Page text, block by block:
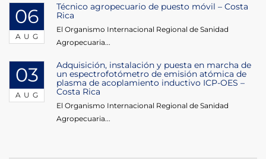
06
AUG
Técnico agropecuario de puesto móvil – Costa
Rica
El Organismo Internacional Regional de Sanidad
Agropecuaria...
03
AUG
Adquisición, instalación y puesta en marcha de
un espectrofotómetro de emisión atómica de
plasma de acoplamiento inductivo ICP-OES –
Costa Rica
El Organismo Internacional Regional de Sanidad
Agropecuaria...